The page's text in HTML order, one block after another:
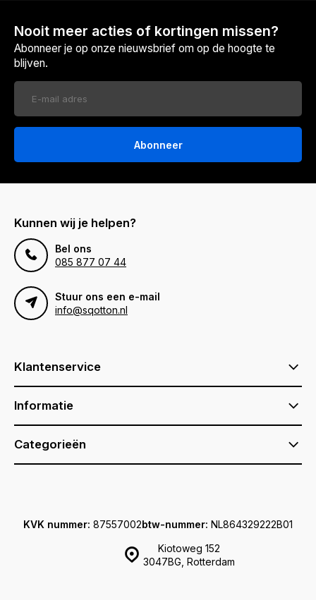
Nooit meer acties of kortingen missen?
Abonneer je op onze nieuwsbrief om op de hoogte te
blijven.
Abonneer
Kunnen wij je helpen?
Bel ons
085 877 07 44
Stuur ons een e-mail
info@sqotton.nl
Klantenservice
Informatie
Categorieën
Kiotoweg 152
3047BG, Rotterdam
KVK nummer: 87557002btw-nummer: NL864329222B01